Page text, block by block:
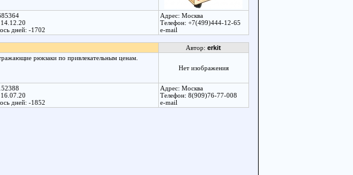
дней: -1702
Адрес: Москва
Телефон: +7(499)444-12-65
e-mail
Автор: erkit
рюкзаки по привлекательным ценам.
Нет изображения
дней: -1852
Адрес: Москва
Телефон: 8(909)76-77-008
e-mail